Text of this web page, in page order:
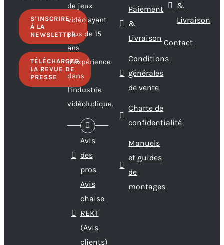
S’INSCRIRE
À LA
NEWSLETTER
TÉLÉCHARGER
LA REVUE DE
PRESSE
de jeux
vidéo ayant
plus de 15
ans
d’expérience
dans
l’industrie
vidéoludique.
Avis
des
pros
Avis
chaise
REKT
(Avis
clients)
Paiement
&
Livraison
Conditions
générales
de vente
Charte de
confidentialité
Manuels
et guides
de
montages
&
Livraison
Contact